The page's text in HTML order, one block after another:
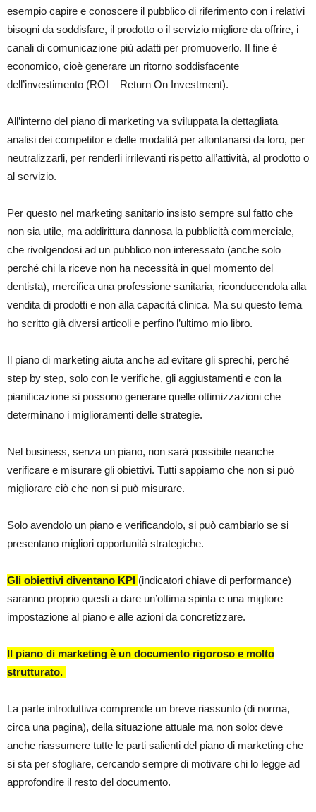
esempio capire e conoscere il pubblico di riferimento con i relativi
bisogni da soddisfare, il prodotto o il servizio migliore da offrire, i
canali di comunicazione più adatti per promuoverlo. Il fine è
economico, cioè generare un ritorno soddisfacente
dell’investimento (ROI – Return On Investment).
All’interno del piano di marketing va sviluppata la dettagliata
analisi dei competitor e delle modalità per allontanarsi da loro, per
neutralizzarli, per renderli irrilevanti rispetto all’attività, al prodotto o
al servizio.
Per questo nel marketing sanitario insisto sempre sul fatto che
non sia utile, ma addirittura dannosa la pubblicità commerciale,
che rivolgendosi ad un pubblico non interessato (anche solo
perché chi la riceve non ha necessità in quel momento del
dentista), mercifica una professione sanitaria, riconducendola alla
vendita di prodotti e non alla capacità clinica. Ma su questo tema
ho scritto già diversi articoli e perfino l’ultimo mio libro.
Il piano di marketing aiuta anche ad evitare gli sprechi, perché
step by step, solo con le verifiche, gli aggiustamenti e con la
pianificazione si possono generare quelle ottimizzazioni che
determinano i miglioramenti delle strategie.
Nel business, senza un piano, non sarà possibile neanche
verificare e misurare gli obiettivi. Tutti sappiamo che non si può
migliorare ciò che non si può misurare.
Solo avendolo un piano e verificandolo, si può cambiarlo se si
presentano migliori opportunità strategiche.
Gli obiettivi diventano KPI (indicatori chiave di performance)
saranno proprio questi a dare un’ottima spinta e una migliore
impostazione al piano e alle azioni da concretizzare.
Il piano di marketing è un documento rigoroso e molto
strutturato.
La parte introduttiva comprende un breve riassunto (di norma,
circa una pagina), della situazione attuale ma non solo: deve
anche riassumere tutte le parti salienti del piano di marketing che
si sta per sfogliare, cercando sempre di motivare chi lo legge ad
approfondire il resto del documento.